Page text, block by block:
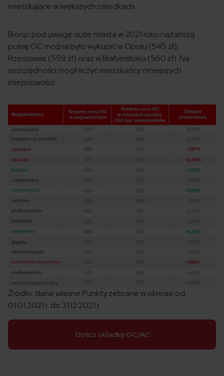
mieszkające w większych ośrodkach.
Biorąc pod uwagę duże miasta w 2021 roku najtańszą
polisę OC można było wykupić w Opolu (545 zł),
Rzeszowie (559 zł) oraz w Białymstoku (560 zł). Na
oszczędności mogli liczyć mieszkańcy mniejszych
miejscowości.
Źródło: dane własne Punkty zebrane w okresie od
01.01.2021 r. do 31.12.2021 r.
Oblicz składkę OC/AC